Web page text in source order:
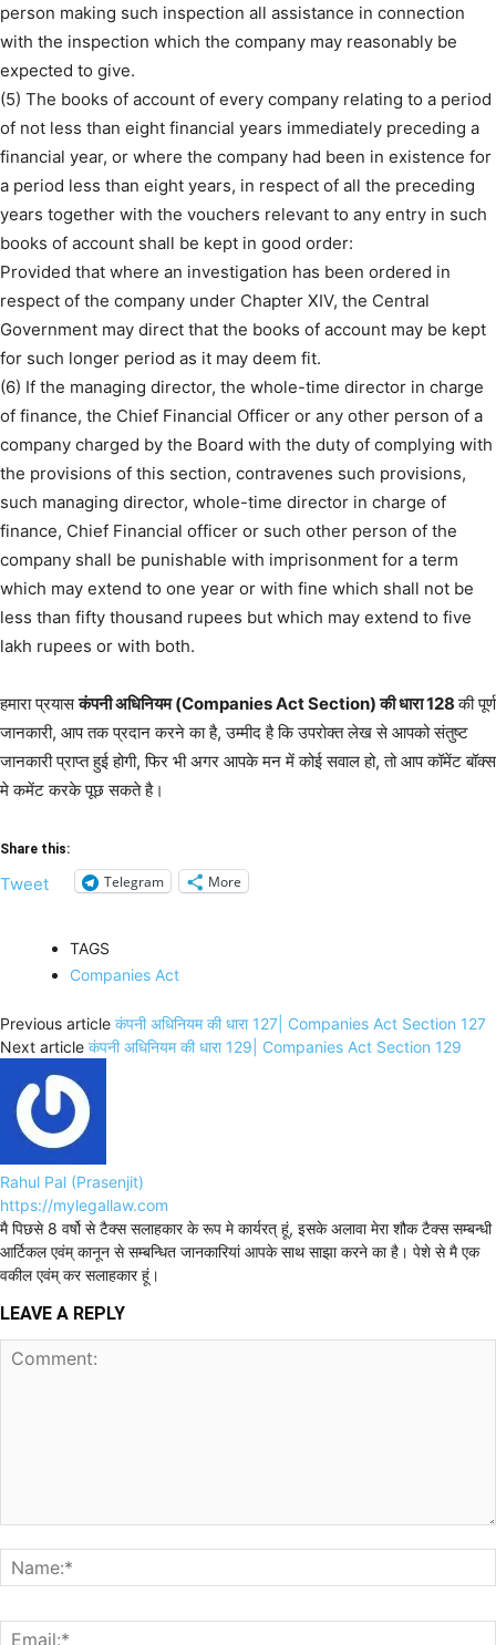
person making such inspection all assistance in connection
with the inspection which the company may reasonably be
expected to give.
(5) The books of account of every company relating to a period
of not less than eight financial years immediately preceding a
financial year, or where the company had been in existence for
a period less than eight years, in respect of all the preceding
years together with the vouchers relevant to any entry in such
books of account shall be kept in good order:
Provided that where an investigation has been ordered in
respect of the company under Chapter XIV, the Central
Government may direct that the books of account may be kept
for such longer period as it may deem fit.
(6) If the managing director, the whole-time director in charge
of finance, the Chief Financial Officer or any other person of a
company charged by the Board with the duty of complying with
the provisions of this section, contravenes such provisions,
such managing director, whole-time director in charge of
finance, Chief Financial officer or such other person of the
company shall be punishable with imprisonment for a term
which may extend to one year or with fine which shall not be
less than fifty thousand rupees but which may extend to five
lakh rupees or with both.
हमारा प्रयासकंपनी अधिनियम (Companies Act Section) की धारा 128की पूर्ण
जानकारी, आप तक प्रदान करने का है, उम्मीद है कि उपरोक्त लेख से आपको संतुष्ट
जानकारी प्राप्त हुई होगी, फिर भी अगर आपके मन में कोई सवाल हो, तो आप कॉमेंट बॉक्स
मे कमेंट करके पूछ सकते है।
Share this:
Tweet Telegram More
TAGS
Companies Act
Previous article कंपनी अधिनियम की धारा 127| Companies Act Section 127
Next article कंपनी अधिनियम की धारा 129| Companies Act Section 129
Rahul Pal (Prasenjit)
https://mylegallaw.com
मै पिछसे 8 वर्षो से टैक्स सलाहकार के रूप मे कार्यरत् हूं, इसके अलावा मेरा शौक टैक्स सम्बन्धी
आर्टिकल एवंम् कानून से सम्बन्धित जानकारियां आपके साथ साझा करने का है। पेशे से मै एक
वकील एवंम् कर सलाहकार हूं।
LEAVE A REPLY